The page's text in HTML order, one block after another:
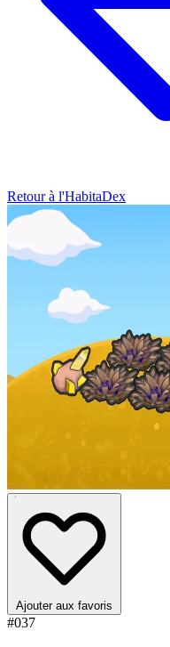
Retour à l'HabitaDex
Ajouter aux favoris
#037